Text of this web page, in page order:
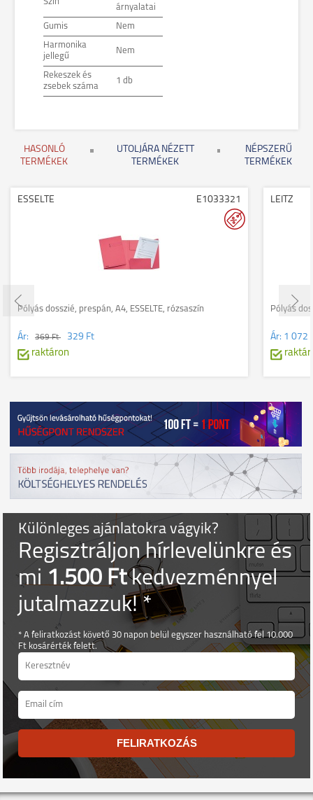
árnyalatai
Gumis Nem
Harmonika
jellegű
Nem
Rekeszek és
zsebek száma
1 db
HASONLÓ
TERMÉKEK
UTOLJÁRA NÉZETT
TERMÉKEK
NÉPSZERŰ
TERMÉKEK
ESSELTE E1033321
Pólyás dosszié, prespán, A4, ESSELTE, rózsaszín
Ár: 369 Ft
329 Ft
raktáron
LEITZ
Pólyás
Ár: 1 072
Különleges ajánlatokra vágyik?
Regisztráljon hírlevelünkre és
mi1.500 Ftkedvezménnyel
jutalmazzuk! *
* A feliratkozást követő 30 napon belül egyszer használható fel 10.000
Ft kosárérték felett.
FELIRATKOZÁS